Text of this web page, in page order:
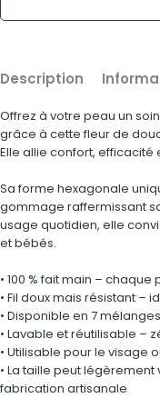
Description
Offrez à votre peau un
grâce à cette fleur de
Elle allie confort,
Sa forme hexagonale
gommage raffermissant
usage quotidien, elle
et bébés.
• 100 % fait main –
• Fil doux mais résistant –
• Disponible en 7
• Lavable et réutilisable –
• Utilisable pour le visage
• La taille peut
fabrication artisanale